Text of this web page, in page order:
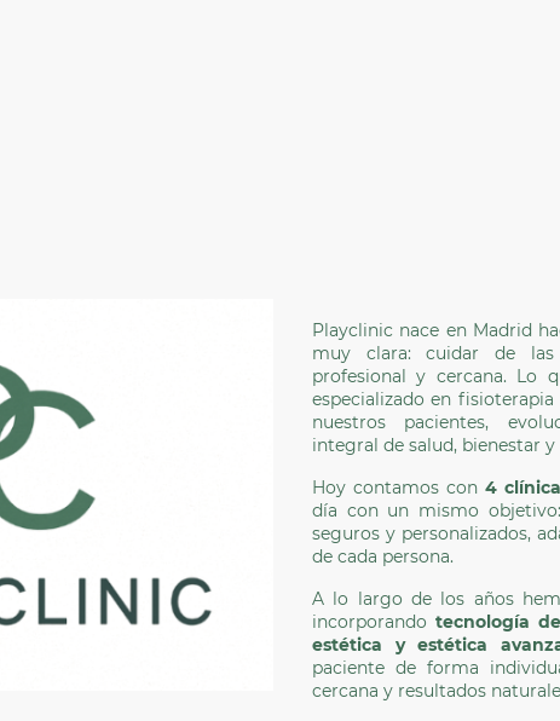
Playclinic nace en Madrid
muy clara: cuidar de las
profesional y cercana. Lo
especializado en
nuestros pacientes,
integral de salud, bienestar y
Hoy contamos con4
día con un mismo
seguros y personalizados,
de cada persona.
A lo largo de los años
incorporando tecnología
estética y estética
paciente de forma
cercana y resultados